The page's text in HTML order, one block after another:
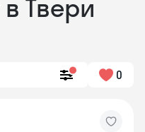
в Твери
0